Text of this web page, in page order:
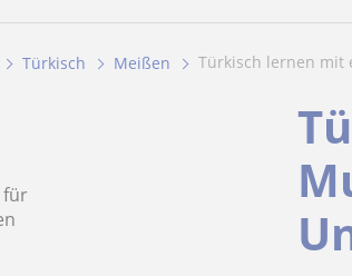
Türkisch Meißen Türkisch lernen
für